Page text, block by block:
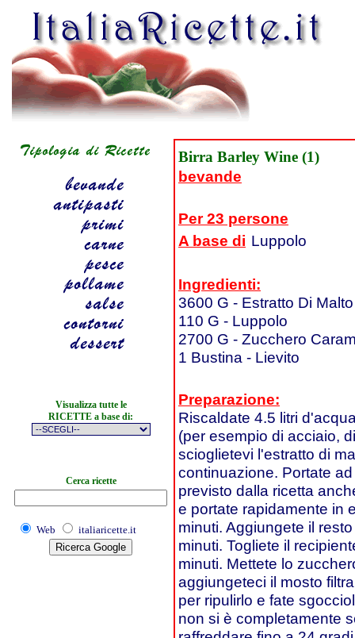
Visualizza tutte le
RICETTE a base di:
Cerca ricette
Web italiaricette.it
Birra Barley Wine (1)
bevande
Per 23 persone
A base di Luppolo
Ingredienti:
3600 G - Estratto Di Malto
110 G - Luppolo
2700 G - Zucchero
1 Bustina - Lievito
Preparazione:
Riscaldate 4.5 litri
(per esempio di acciaio,
scioglietevi l'estratto di
continuazione. Portate
previsto dalla ricetta
e portate rapidamente in
minuti. Aggiungete il
minuti. Togliete il
minuti. Mettete lo
aggiungeteci il mosto
per ripulirlo e fate
non si è completamente